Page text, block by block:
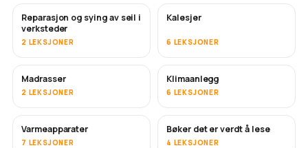
SNART
Reparasjon og sying av seil i
verksteder
2 LEKSJONER
Kalesjer
6 LEKSJONER
Madrasser
2 LEKSJONER
SNART
Klimaanlegg
6 LEKSJONER
SNART
Varmeapparater
7 LEKSJONER
SNART
Bøker det er verdt å lese
4 LEKSJONER